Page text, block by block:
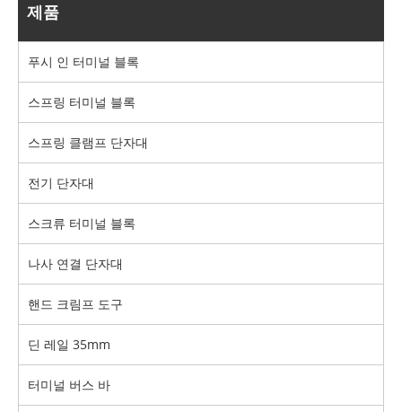
제품
푸시 인 터미널 블록
스프링 터미널 블록
스프링 클램프 단자대
전기 단자대
스크류 터미널 블록
나사 연결 단자대
핸드 크림프 도구
딘 레일 35mm
터미널 버스 바